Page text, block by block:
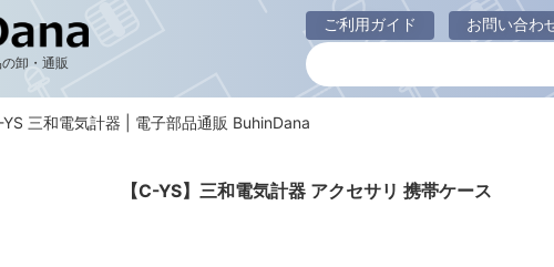
卸・通販
ご利用ガイド お問い合わ
【C-YS】三和電気計器 アクセサリ 携帯ケース
YS 三和電気計器 | 電子部品通販 BuhinDana